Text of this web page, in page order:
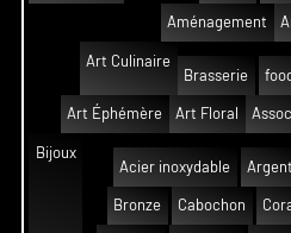
Aménagement
Art Culinaire
Brasserie
Art Éphémère Art Floral
Bijoux
Acier inoxydable
Argent
Bronze Cabochon